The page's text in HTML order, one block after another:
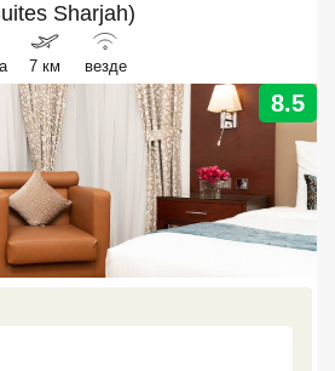
Sharjah)
7 км везде
8.5
5*